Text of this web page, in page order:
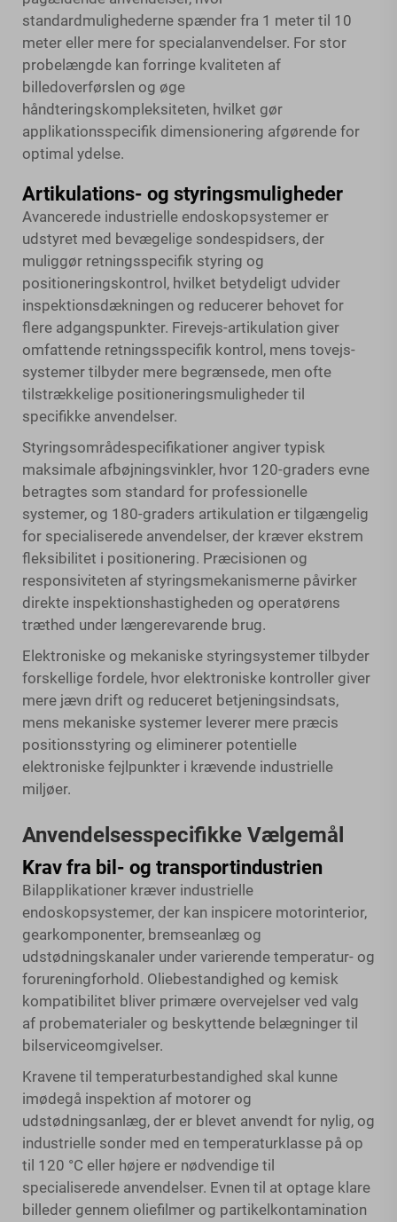
standardmulighederne spænder fra 1 meter til 10
meter eller mere for specialanvendelser. For stor
probelængde kan forringe kvaliteten af
billedoverførslen og øge
håndteringskompleksiteten, hvilket gør
applikationsspecifik dimensionering afgørende for
optimal ydelse.
Artikulations- og styringsmuligheder
Avancerede industrielle endoskopsystemer er
udstyret med bevægelige sondespidsers, der
muliggør retningsspecifik styring og
positioneringskontrol, hvilket betydeligt udvider
inspektionsdækningen og reducerer behovet for
flere adgangspunkter. Firevejs-artikulation giver
omfattende retningsspecifik kontrol, mens tovejs-
systemer tilbyder mere begrænsede, men ofte
tilstrækkelige positioneringsmuligheder til
specifikke anvendelser.
Styringsområdespecifikationer angiver typisk
maksimale afbøjningsvinkler, hvor 120-graders evne
betragtes som standard for professionelle
systemer, og 180-graders artikulation er tilgængelig
for specialiserede anvendelser, der kræver ekstrem
fleksibilitet i positionering. Præcisionen og
responsiviteten af styringsmekanismerne påvirker
direkte inspektionshastigheden og operatørens
træthed under længerevarende brug.
Elektroniske og mekaniske styringsystemer tilbyder
forskellige fordele, hvor elektroniske kontroller giver
mere jævn drift og reduceret betjeningsindsats,
mens mekaniske systemer leverer mere præcis
positionsstyring og eliminerer potentielle
elektroniske fejlpunkter i krævende industrielle
miljøer.
Anvendelsesspecifikke Vælgemål
Krav fra bil- og transportindustrien
Bilapplikationer kræver industrielle
endoskopsystemer, der kan inspicere motorinterior,
gearkomponenter, bremseanlæg og
udstødningskanaler under varierende temperatur- og
forureningforhold. Oliebestandighed og kemisk
kompatibilitet bliver primære overvejelser ved valg
af probematerialer og beskyttende belægninger til
bilserviceomgivelser.
Kravene til temperaturbestandighed skal kunne
imødegå inspektion af motorer og
udstødningsanlæg, der er blevet anvendt for nylig, og
industrielle sonder med en temperaturklasse på op
til 120 °C eller højere er nødvendige til
specialiserede anvendelser. Evnen til at optage klare
billeder gennem oliefilmer og partikelkontamination